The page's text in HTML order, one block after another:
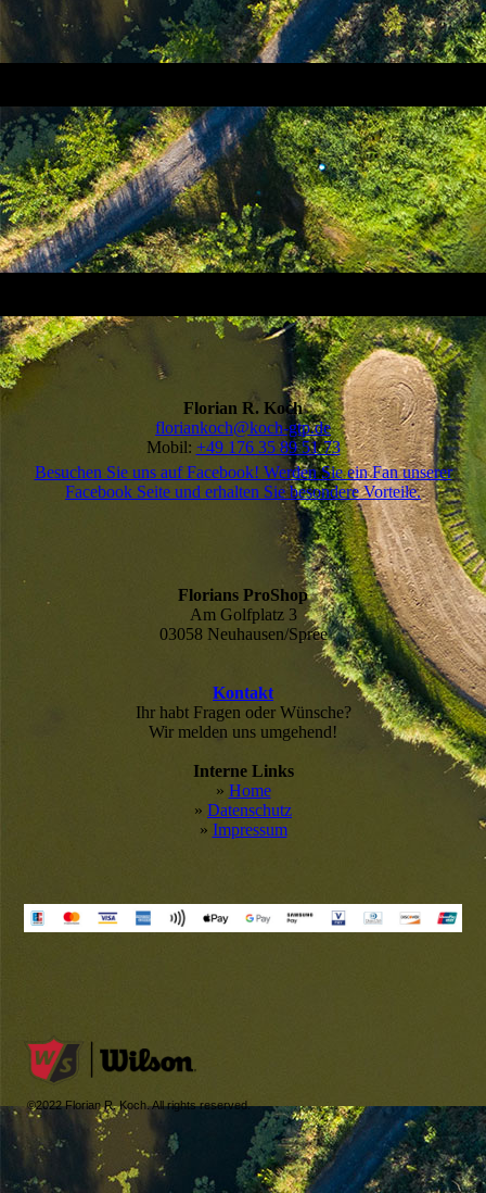
Florian R. Koch
floriankoch@koch-gtp.de
Mobil: +49 176 35 89 51 73
Besuchen Sie uns auf Facebook! Werden Sie ein Fan unserer
Facebook Seite und erhalten Sie besondere Vorteile.
Florians ProShop
Am Golfplatz 3
03058 Neuhausen/Spree
Kontakt
Ihr habt Fragen oder Wünsche?
Wir melden uns umgehend!
Interne Links
» Home
» Datenschutz
» Impressum
©2022 Florian R. Koch. All rights reserved.